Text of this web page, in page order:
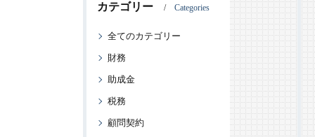
カテゴリー Categories
全てのカテゴリー
財務
助成金
税務
顧問契約